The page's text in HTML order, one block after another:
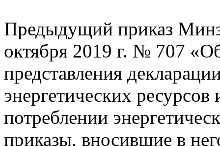
Предыдущий приказ
октября 2019 г. № 707
представления
энергетических
потреблении
приказы, вносившие в